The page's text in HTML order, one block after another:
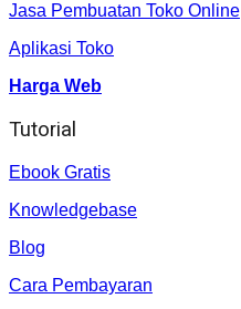
Jasa Pembuatan Toko Online
Aplikasi Toko
Harga Web
Tutorial
Ebook Gratis
Knowledgebase
Blog
Cara Pembayaran